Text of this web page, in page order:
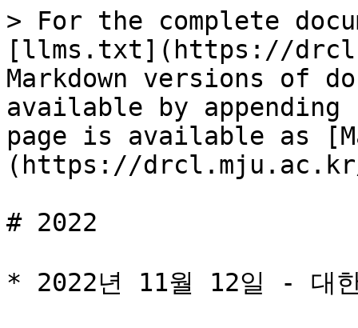
> For the complete
[llms.txt](https://
Markdown versions of
available by
page is available as
(https://drcl.mju.ac.kr/
# 2022
* 2022년 11월 12일 - 대한